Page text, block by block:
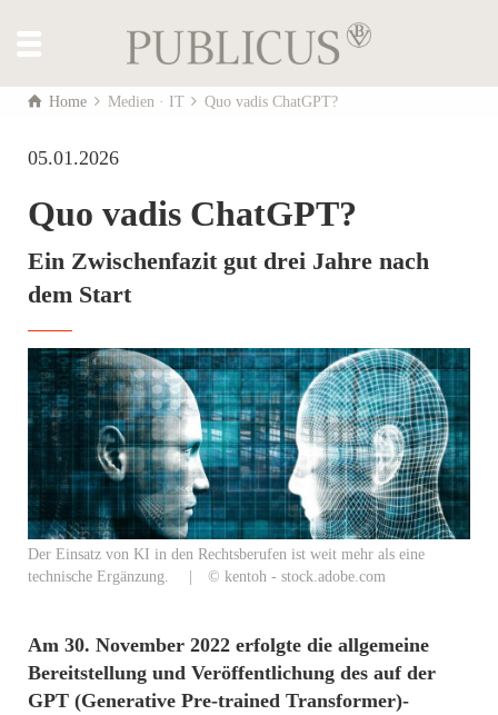
Home Medien · IT Quo vadis ChatGPT?
05.01.2026
Quo vadis ChatGPT?
Ein Zwischenfazit gut drei Jahre nach
dem Start
Der Einsatz von KI in den Rechtsberufen ist weit mehr als eine
technische Ergänzung. | © kentoh - stock.adobe.com
Am 30. November 2022 erfolgte die allgemeine
Bereitstellung und Veröffentlichung des auf der
GPT (Generative Pre-trained Transformer)-